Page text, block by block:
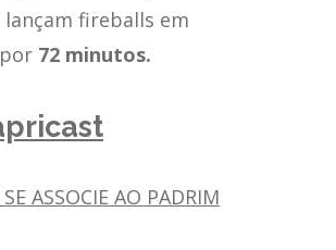
lançam fireballs em
72 minutos.
ASSOCIE AO PADRIM